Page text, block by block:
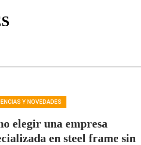
Y NOVEDADES
elegir una empresa
en steel frame sin